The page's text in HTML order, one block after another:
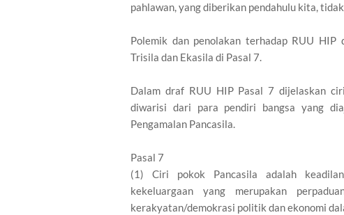
pahlawan, yang diberikan pendahulu kita,
Polemik dan penolakan terhadap RUU HIP
Trisila dan Ekasila di Pasal 7.
Dalam draf RUU HIP Pasal 7 dijelaskan
diwarisi dari para pendiri bangsa yang
Pengamalan Pancasila.
Pasal 7
(1) Ciri pokok Pancasila adalah
kekeluargaan yang merupakan
kerakyatan/demokrasi politik dan ekonomi